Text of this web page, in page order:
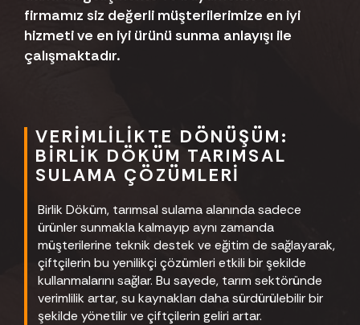
firmamız siz değerli müşterilerimize en iyi
hizmeti ve en iyi ürünü sunma anlayışı ile
çalışmaktadır.
VERIMLILIKTE DÖNÜŞÜM:
BIRLIK DÖKÜM TARIMSAL
SULAMA ÇÖZÜMLERI
Birlik Döküm, tarımsal sulama alanında sadece
ürünler sunmakla kalmayıp aynı zamanda
müşterilerine teknik destek ve eğitim de sağlayarak,
çiftçilerin bu yenilikçi çözümleri etkili bir şekilde
kullanmalarını sağlar. Bu sayede, tarım sektöründe
verimlilik artar, su kaynakları daha sürdürülebilir bir
şekilde yönetilir ve çiftçilerin geliri artar.